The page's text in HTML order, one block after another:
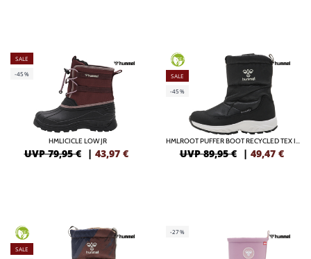
SALE
-45%
HMLICICLE LOW JR
UVP 79,95 € | 43,97 €
GREEN
SALE
-45%
HMLROOT PUFFER BOOT RECYCLED TEX INFANT
UVP 89,95 € | 49,47 €
GREEN
SALE
-27%